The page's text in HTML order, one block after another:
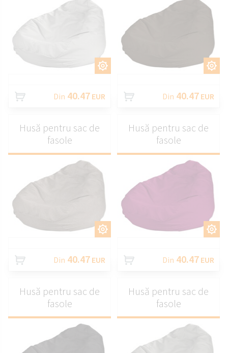
PERSONALIZAȚI
Din 40.47 EUR
PERSONALIZAȚI
Din 40.47 EUR
PERSONALIZAȚI
Husă pentru sac de
fasole
Din 40.47 EUR
PERSONALIZAȚI
Husă pentru sac de
fasole
Din 40.47 EUR
Husă pentru sac de
fasole
Husă pentru sac de
fasole